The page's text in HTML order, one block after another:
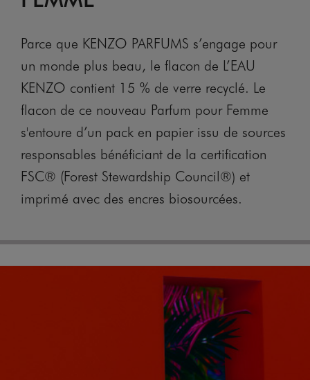
Parce que KENZO PARFUMS s’engage pour
un monde plus beau, le flacon de L’EAU
KENZO contient 15 % de verre recyclé. Le
flacon de ce nouveau Parfum pour Femme
s'entoure d’un pack en papier issu de sources
responsables bénéficiant de la certification
FSC® (Forest Stewardship Council®) et
imprimé avec des encres biosourcées.